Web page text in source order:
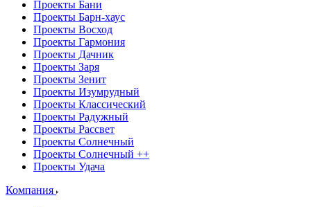
Проекты Бани
Проекты Барн-хаус
Проекты Восход
Проекты Гармония
Проекты Дачник
Проекты Заря
Проекты Зенит
Проекты Изумрудный
Проекты Классический
Проекты Радужный
Проекты Рассвет
Проекты Солнечный
Проекты Солнечный ++
Проекты Удача
Компания